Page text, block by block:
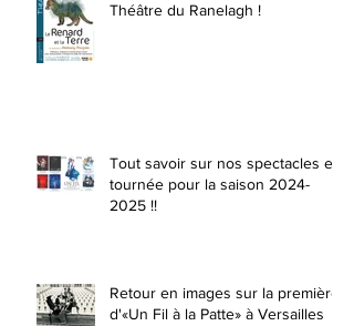
Théâtre du Ranelagh !
Tout savoir sur nos spectacles en
tournée pour la saison 2024-
2025 !!
Retour en images sur la première
d'«Un Fil à la Patte» à Versailles